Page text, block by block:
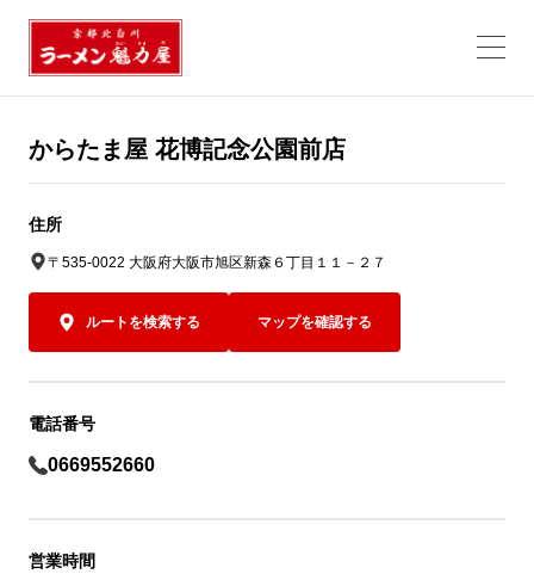
からたま屋 花博記念公園前店
住所
〒535-0022 大阪府大阪市旭区新森６丁目１１－２７
ルートを検索する マップを確認する
電話番号
0669552660
営業時間